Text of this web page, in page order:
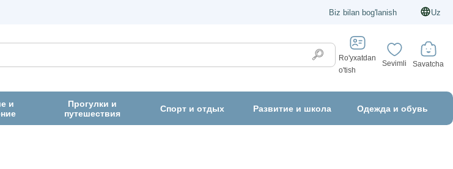
Biz bilan bog'lanish Uz
Ro'yxatdan
o'tish
Sevimli Savatcha
и
Прогулки и
путешествия
Спорт и отдых Развитие и школа Одежда и обувь